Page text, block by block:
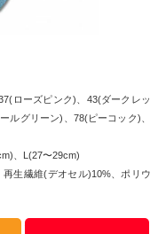
ローズピンク)、43(ダークレッ
ルグリーン)、78(ピーコック)、
、L(27〜29cm)
生繊維(デオセル)10%、ポリウ